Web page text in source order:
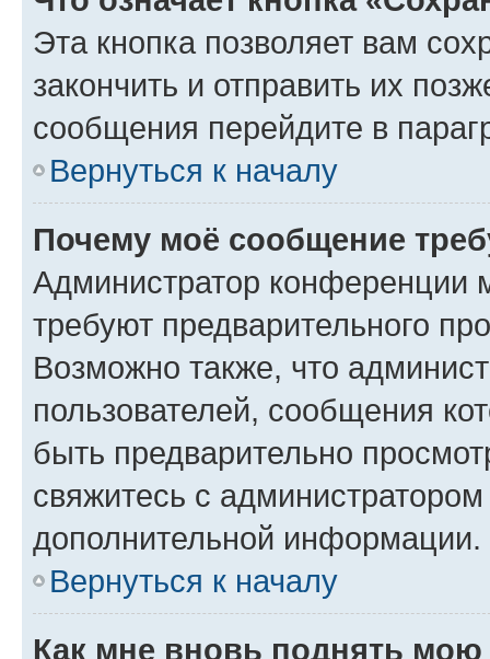
Эта кнопка позволяет вам
закончить и отправить их
сообщения перейдите в
Вернуться к началу
Почему моё сообщение
Администратор конференции
требуют предварительного
Возможно также, что
пользователей, сообщения
быть предварительно
свяжитесь с
дополнительной информации.
Вернуться к началу
Как мне вновь поднять мою